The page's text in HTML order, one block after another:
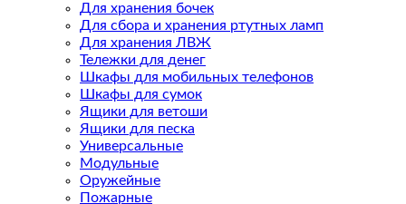
Для хранения бочек
Для сбора и хранения ртутных ламп
Для хранения ЛВЖ
Тележки для денег
Шкафы для мобильных телефонов
Шкафы для сумок
Ящики для ветоши
Ящики для песка
Универсальные
Модульные
Оружейные
Пожарные